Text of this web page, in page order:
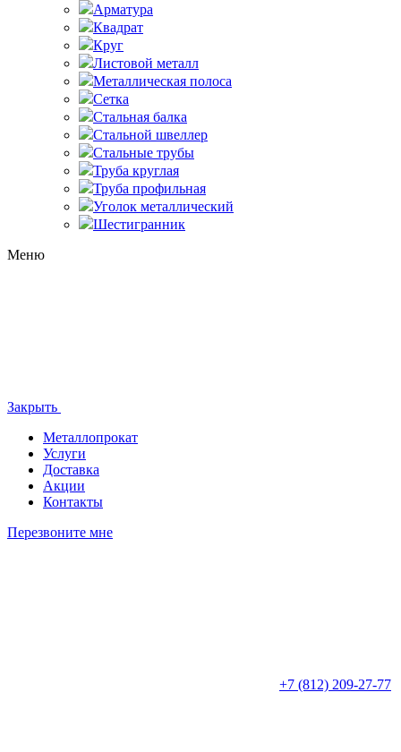
Арматура
Квадрат
Круг
Листовой металл
Металлическая полоса
Сетка
Стальная балка
Стальной швеллер
Стальные трубы
Труба круглая
Труба профильная
Уголок металлический
Шестигранник
Меню
Закрыть
Металлопрокат
Услуги
Доставка
Акции
Контакты
Перезвоните мне
+7 (812) 209-27-77